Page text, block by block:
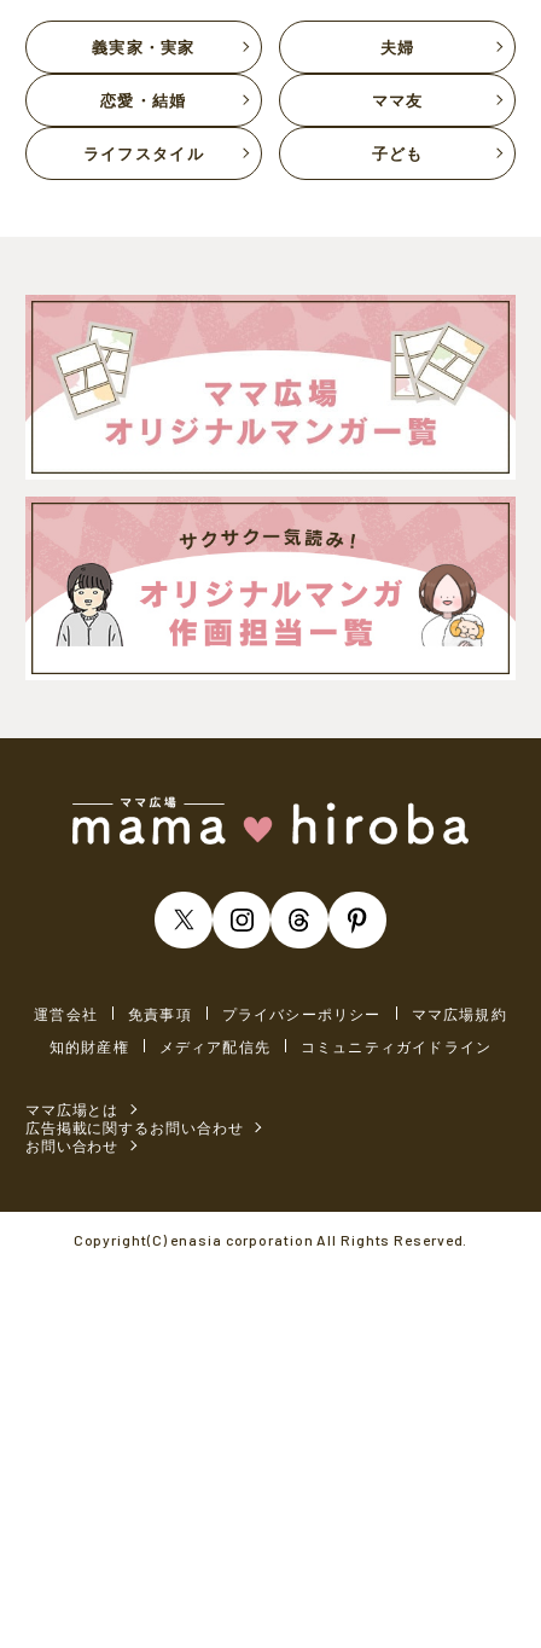
義実家・実家 夫婦
恋愛・結婚 ママ友
ライフスタイル 子ども
運営会社 免責事項 プライバシーポリシー
ママ広場規約
知的財産権
メディア配信先 コミュニティガイドライン
ママ広場とは
広告掲載に関するお問い合わせ
お問い合わせ
Copyright(C) enasia corporation All Rights Reserved.